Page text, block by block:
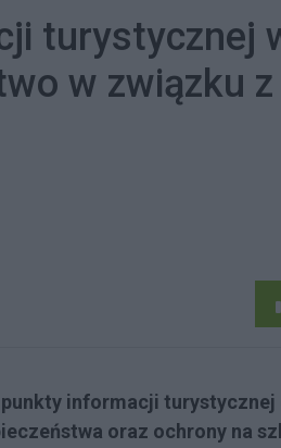
turystycznej
w związku z
informacji
oraz ochrony na